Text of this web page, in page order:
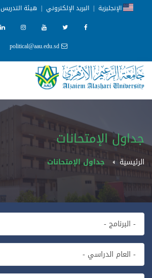
الإنجليزية | البريد الإلكتروني | هيئة التدريس
political@aau.edu.sd
جداول الإمتحانات
الرئيسية جداول الإمتحانات